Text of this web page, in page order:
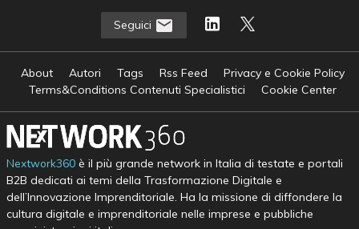
Seguici
About Autori Tags Rss Feed
Privacy e Cookie Policy
Terms&Conditions Contenuti Specialistici
Cookie Center
Nextwork360è il più grande network in Italia di testate e portali
B2B dedicati ai temi della Trasformazione Digitale e
dell’Innovazione Imprenditoriale. Ha la missione di diffondere la
cultura digitale e imprenditoriale nelle imprese e pubbliche